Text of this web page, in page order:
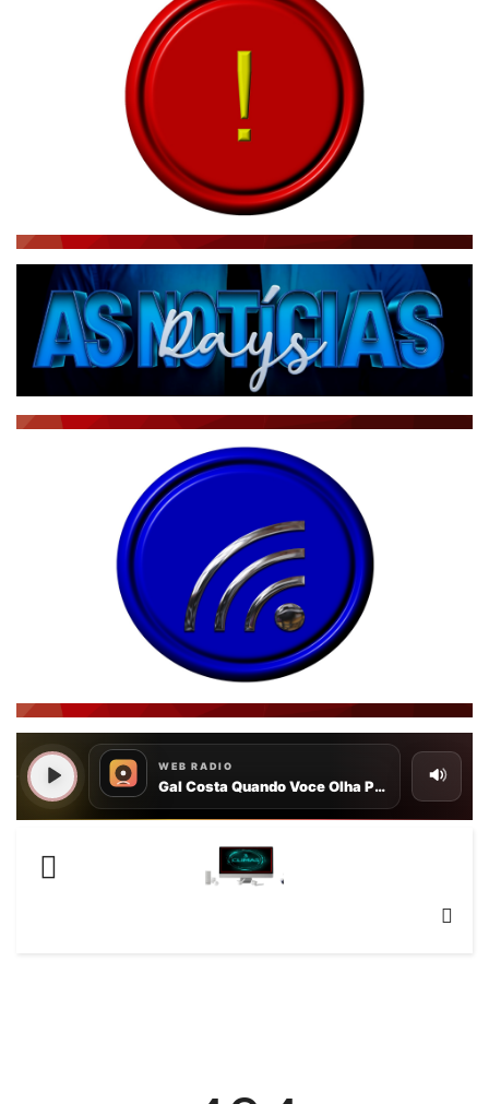
JORNAL DO BRASIL
NOTÍCIAS AO MINUTO
ACONTECEU...VIROU MANCHETE!